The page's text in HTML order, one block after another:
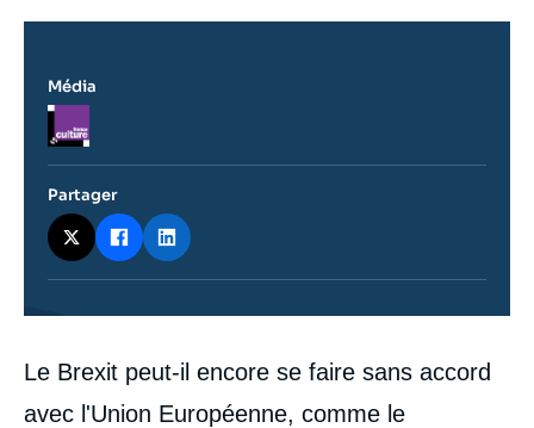
Contenu
intervention
médiatique
Le Brexit peut-il encore se faire sans accord
avec l'Union Européenne, comme le
Média
Logo
Partager